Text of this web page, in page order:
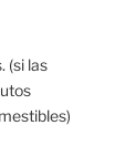
(si las